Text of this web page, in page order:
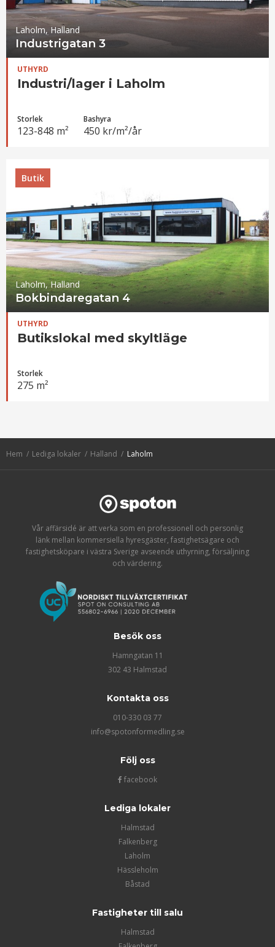
Laholm, Halland
Industrigatan 3
UTHYRD
Industri/lager i Laholm
Storlek
123-848 m²
Bashyra
450 kr/m²/år
Butik
Laholm, Halland
Bokbindaregatan 4
UTHYRD
Butikslokal med skyltläge
Storlek
275 m²
Hem Lediga lokaler Halland Laholm
Vår affärsidé är att verka som en professionell och personlig
länk mellan kommersiella hyresgäster, fastighetsägare och
fastighetsköpare i västra Sverige avseende uthyrning, försäljning
och värdering.
Besök oss
Hamngatan 11
302 43 Halmstad
Kontakta oss
010-330 03 77
info@spotonformedling.se
Följ oss
facebook
Lediga lokaler
Halmstad
Falkenberg
Laholm
Hässleholm
Båstad
Fastigheter till salu
Halmstad